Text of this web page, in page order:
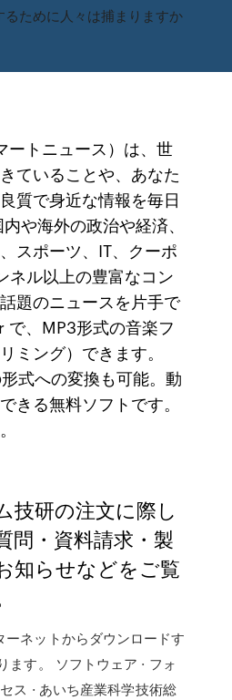
ために人々は捕まりますか
トニュース）は、世
ていることや、あなた
質で身近な情報を毎日
や海外の政治や経済、
スポーツ、IT、クーポ
ネル以上の豊富なコン
題のニュースを片手で
で、MP3形式の音楽フ
ミング）できます。
式への変換も可能。動
きる無料ソフトです。
技研の注文に際し
問・資料請求・製
知らせなどをご覧
ーネットからダウンロードす
ます。 ソフトウェア · フォ
ス · あいち産業科学技術総